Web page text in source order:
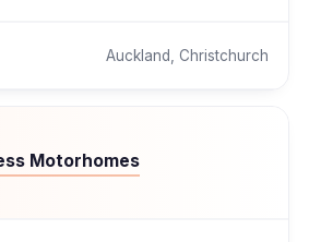
Auckland, Christchurch
Motorhomes